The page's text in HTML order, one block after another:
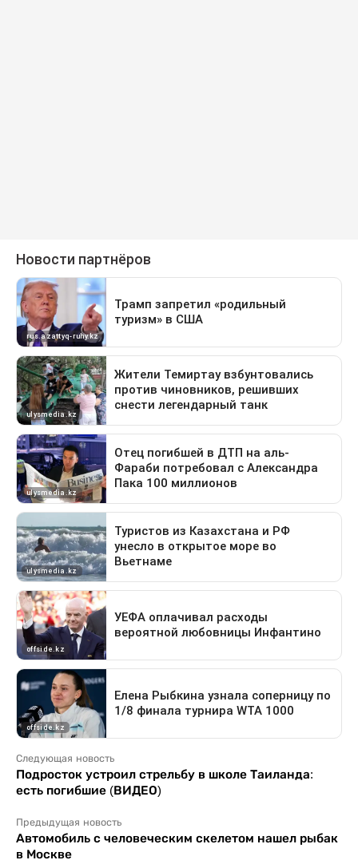
Следующая новость
Подросток устроил стрельбу в школе Таиланда:
есть погибшие (ВИДЕО)
Предыдущая новость
Автомобиль с человеческим скелетом нашел рыбак
в Москве